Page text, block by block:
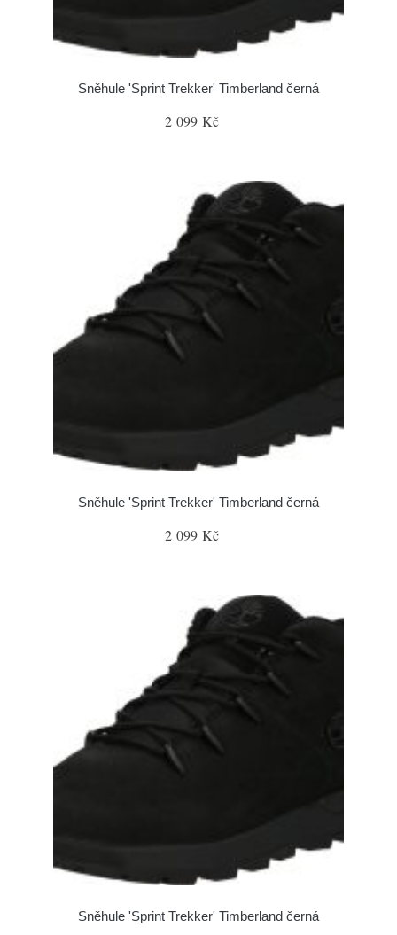
Sněhule 'Sprint Trekker' Timberland černá
2 099 Kč
Sněhule 'Sprint Trekker' Timberland černá
2 099 Kč
Sněhule 'Sprint Trekker' Timberland černá